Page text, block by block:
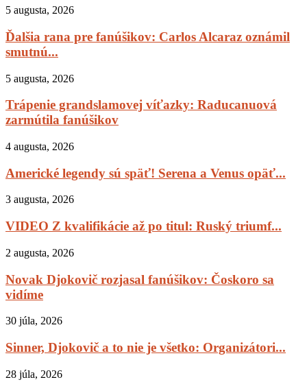
5 augusta, 2026
Ďalšia rana pre fanúšikov: Carlos Alcaraz oznámil
smutnú...
5 augusta, 2026
Trápenie grandslamovej víťazky: Raducanuová
zarmútila fanúšikov
4 augusta, 2026
Americké legendy sú späť! Serena a Venus opäť...
3 augusta, 2026
VIDEO Z kvalifikácie až po titul: Ruský triumf...
2 augusta, 2026
Novak Djokovič rozjasal fanúšikov: Čoskoro sa
vidíme
30 júla, 2026
Sinner, Djokovič a to nie je všetko: Organizátori...
28 júla, 2026